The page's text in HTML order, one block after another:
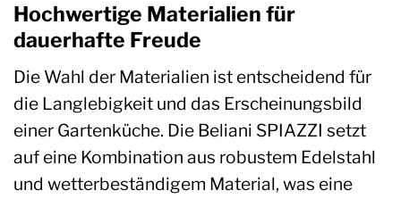
Hochwertige Materialien für
dauerhafte Freude
Die Wahl der Materialien ist entscheidend für
die Langlebigkeit und das Erscheinungsbild
einer Gartenküche. Die Beliani SPIAZZI setzt
auf eine Kombination aus robustem Edelstahl
und wetterbeständigem Material, was eine